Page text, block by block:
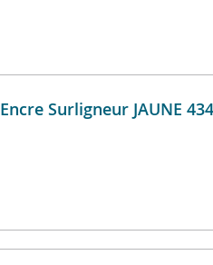
Encre Surligneur JAUNE